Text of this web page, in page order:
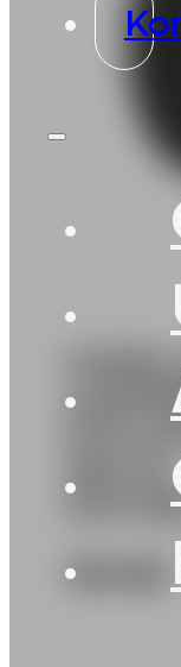
GUMA
93V XL
153